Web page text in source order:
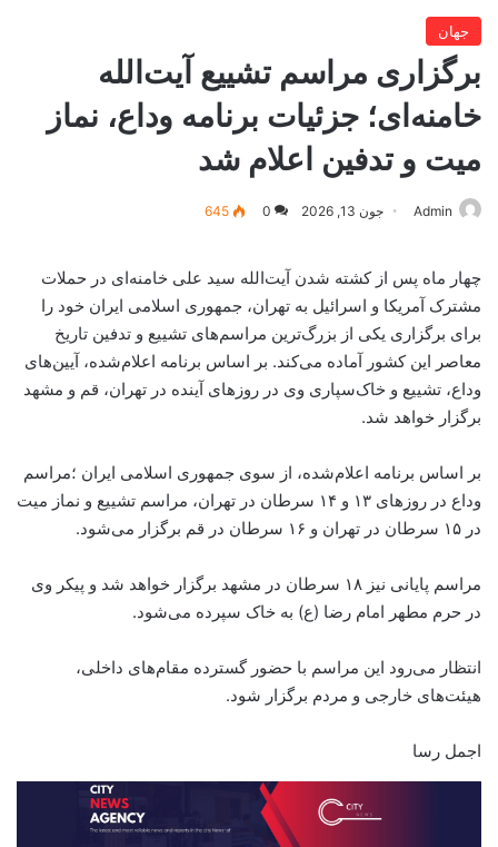
جهان
برگزاری مراسم تشییع آیت‌الله
خامنه‌ای؛ جزئیات برنامه وداع، نماز
میت و تدفین اعلام شد
Admin جون 13, 2026 0
645
چهار ماه پس از کشته شدن آیت‌الله سید علی خامنه‌ای در حملات
مشترک آمریکا و اسرائیل به تهران، جمهوری اسلامی ایران خود را
برای برگزاری یکی از بزرگ‌ترین مراسم‌های تشییع و تدفین تاریخ
معاصر این کشور آماده می‌کند. بر اساس برنامه اعلام‌شده، آیین‌های
وداع، تشییع و خاک‌سپاری وی در روزهای آینده در تهران، قم و مشهد
برگزار خواهد شد.
بر اساس برنامه اعلام‌شده، از سوی جمهوری اسلامی ایران ؛مراسم
وداع در روزهای ۱۳ و ۱۴ سرطان در تهران، مراسم تشییع و نماز میت
در ۱۵ سرطان در تهران و ۱۶ سرطان در قم برگزار می‌شود.
مراسم پایانی نیز ۱۸ سرطان در مشهد برگزار خواهد شد و پیکر وی
در حرم مطهر امام رضا (ع) به خاک سپرده می‌شود.
انتظار می‌رود این مراسم با حضور گسترده مقام‌های داخلی،
هیئت‌های خارجی و مردم برگزار شود.
اجمل رسا